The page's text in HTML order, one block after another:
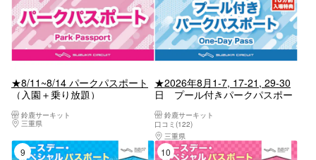
★8/11~8/14 パークパスポート
（入園＋乗り放題）
鈴鹿サーキット
三重県
桑名・長島・四日市・湯の山・鈴鹿
★2026年8月1-7, 17-21, 29-30
日 プール付きパークパスポー
鈴鹿サーキット
口コミ(122)
三重県
9位 10位